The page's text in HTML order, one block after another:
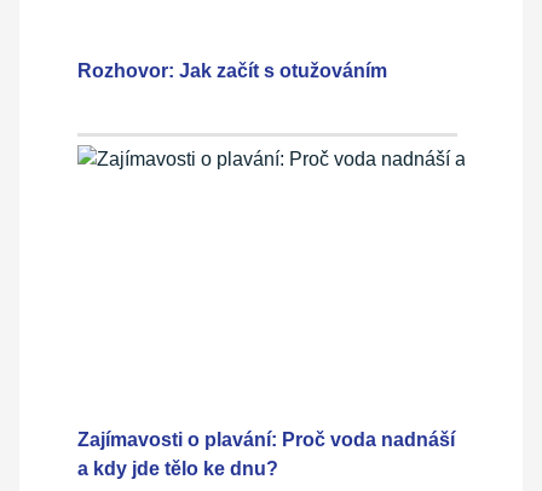
Rozhovor: Jak začít s otužováním
Zajímavosti o plavání: Proč voda nadnáší
a kdy jde tělo ke dnu?